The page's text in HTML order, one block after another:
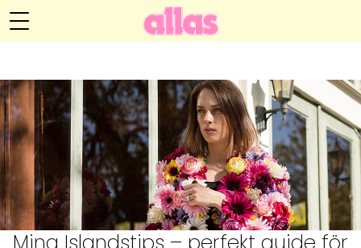
Hälsa
Relationer
Handarbete
Anna María Larssons blogg
Hem
Om Anna María
Kategorier
Arkiv
Kontakt